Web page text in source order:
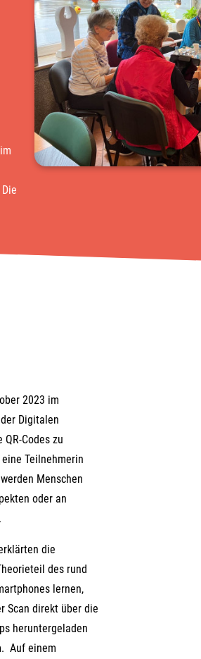
2023 im
Digitalen
Codes zu
Teilnehmerin
Menschen
oder an
die
des rund
lernen,
Scan direkt über die
heruntergeladen
Auf einem